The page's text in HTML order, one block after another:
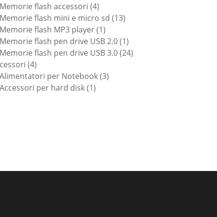
prodotti
Memorie flash accessori 44
prodotti
Memorie flash mini e micro sd 1313
Memorie flash MP3 player 11
prodotto
Memorie flash pen drive USB 2.0 11
prodotto
Memorie flash pen drive USB 3.0 2424
44
prodotti
Alimentatori per Notebook 33
Accessori per hard disk 11